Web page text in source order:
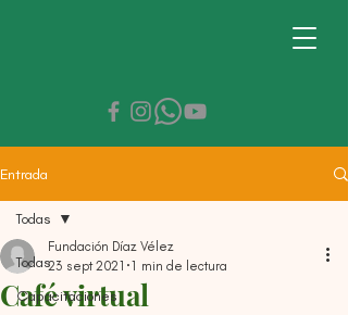
Entrada
Todas
Capacitaciones
Todas
Café virtual
Fundación Díaz Vélez
23 sept 2021 1 min de lectura